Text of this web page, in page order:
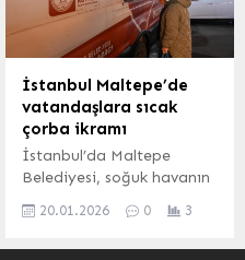
(İGFA) – NİLTİMDER’in
kısa zaman önce faaliyete
geçirdiği Dernek Genel
Merkezi’nde gerçekleşen
kahvaltı programına
NİLTİMDER yönetimi ve
üyeleriyle BTSO Meclis
Üyesi, Kimya Konseyi
Başkanı ve BUKSİAD
Yönetim Kurulu Başkanı...
İstanbul Maltepe’de
vatandaşlara sıcak
çorba ikramı
İstanbul’da Maltepe
Belediyesi, soğuk havanın
sabah erken saatlerde
20.01.2026 0 3